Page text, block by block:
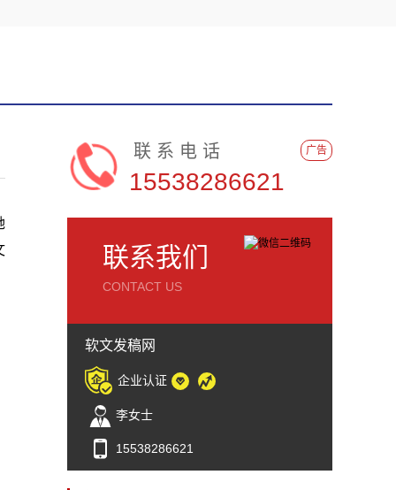
联系电话
15538286621
广告
联系我们
CONTACT US
软文发稿网
企业认证
李女士
15538286621